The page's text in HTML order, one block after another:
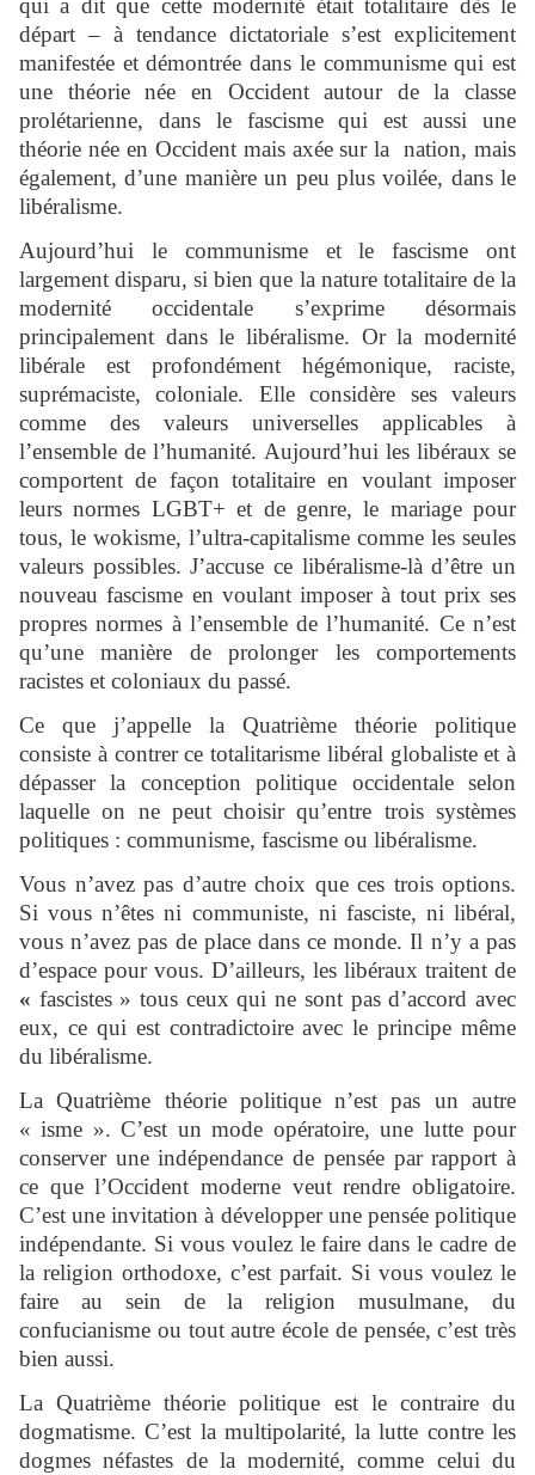
qui a dit que cette modernité était totalitaire dès le
départ – à tendance dictatoriale s’est explicitement
manifestée et démontrée dans le communisme qui est
une théorie née en Occident autour de la classe
prolétarienne, dans le fascisme qui est aussi une
théorie née en Occident mais axée sur la nation, mais
également, d’une manière un peu plus voilée, dans le
libéralisme.
Aujourd’hui le communisme et le fascisme ont
largement disparu, si bien que la nature totalitaire de la
modernité occidentale s’exprime désormais
principalement dans le libéralisme. Or la modernité
libérale est profondément hégémonique, raciste,
suprémaciste, coloniale. Elle considère ses valeurs
comme des valeurs universelles applicables à
l’ensemble de l’humanité. Aujourd’hui les libéraux se
comportent de façon totalitaire en voulant imposer
leurs normes LGBT+ et de genre, le mariage pour
tous, le wokisme, l’ultra-capitalisme comme les seules
valeurs possibles. J’accuse ce libéralisme-là d’être un
nouveau fascisme en voulant imposer à tout prix ses
propres normes à l’ensemble de l’humanité. Ce n’est
qu’une manière de prolonger les comportements
racistes et coloniaux du passé.
Ce que j’appelle la Quatrième théorie politique
consiste à contrer ce totalitarisme libéral globaliste et à
dépasser la conception politique occidentale selon
laquelle on ne peut choisir qu’entre trois systèmes
politiques : communisme, fascisme ou libéralisme.
Vous n’avez pas d’autre choix que ces trois options.
Si vous n’êtes ni communiste, ni fasciste, ni libéral,
vous n’avez pas de place dans ce monde. Il n’y a pas
d’espace pour vous. D’ailleurs, les libéraux traitent de
« fascistes » tous ceux qui ne sont pas d’accord avec
eux, ce qui est contradictoire avec le principe même
du libéralisme.
La Quatrième théorie politique n’est pas un autre
« isme ». C’est un mode opératoire, une lutte pour
conserver une indépendance de pensée par rapport à
ce que l’Occident moderne veut rendre obligatoire.
C’est une invitation à développer une pensée politique
indépendante. Si vous voulez le faire dans le cadre de
la religion orthodoxe, c’est parfait. Si vous voulez le
faire au sein de la religion musulmane, du
confucianisme ou tout autre école de pensée, c’est très
bien aussi.
La Quatrième théorie politique est le contraire du
dogmatisme. C’est la multipolarité, la lutte contre les
dogmes néfastes de la modernité, comme celui du